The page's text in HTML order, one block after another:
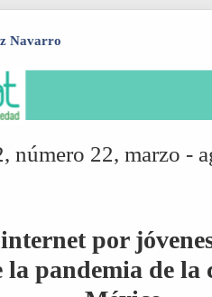
Navarro
número 22, marzo -
por
pandemia de la